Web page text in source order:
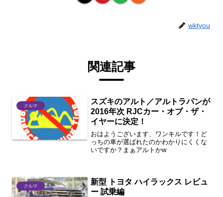
wktyou
関連記事
クルマ
スズキのアルト／アルトラパンが
2016年次 RJCカー・オブ・ザ・
イヤーに決定！
おはようございます、ワンキルです！ど
っちの車が選ばれたのかわかりにくくな
いですか？まぁアルトかw
クルマ
新型 トヨタ ハイラックス レビュ
ー 試乗編